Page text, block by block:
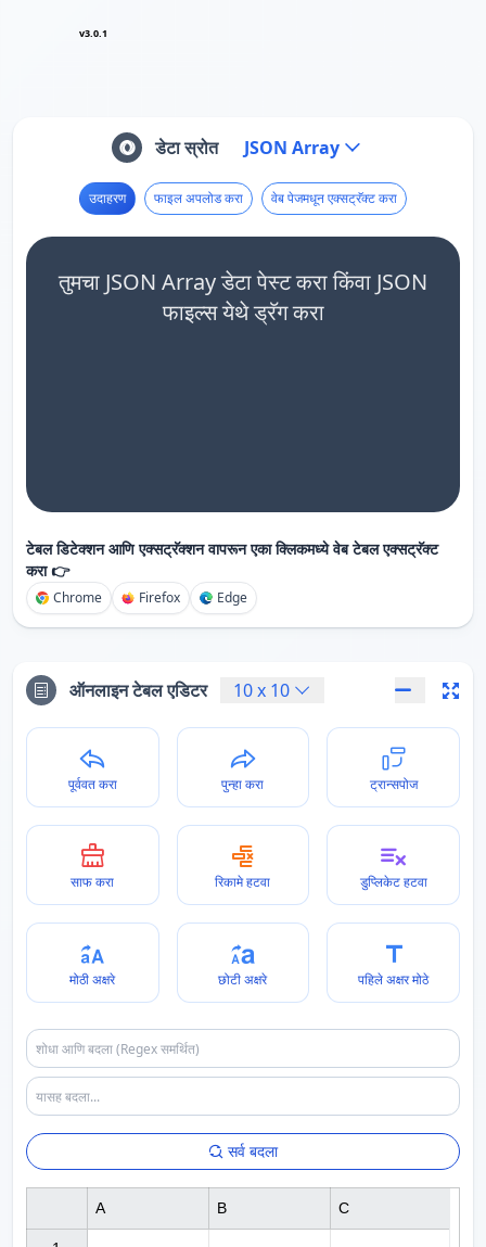
v3.0.1
डेटा स्रोत JSON Array
उदाहरण फाइल अपलोड करा वेब पेजमधून एक्सट्रॅक्ट करा
तुमचा JSON Array डेटा पेस्ट करा किंवा JSON
फाइल्स येथे ड्रॅग करा
टेबल डिटेक्शन आणि एक्सट्रॅक्शन वापरून एका क्लिकमध्ये वेब टेबल एक्सट्रॅक्ट
करा 👉
Chrome Firefox Edge
ऑनलाइन टेबल एडिटर 10x 10
पूर्ववत करा पुन्हा करा ट्रान्सपोज
साफ करा रिकामे हटवा डुप्लिकेट हटवा
मोठी अक्षरे छोटी अक्षरे पहिले अक्षर मोठे
सर्व बदला
A B C